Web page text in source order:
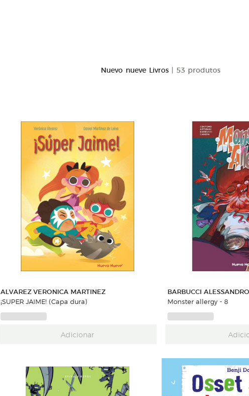
Nuevo nueve Livros | 53 produtos
ALVAREZ VERONICA MARTINEZ
¡SUPER JAIME! (Capa dura)
Adicionar
BARBUCCI
Monster allergy - 8